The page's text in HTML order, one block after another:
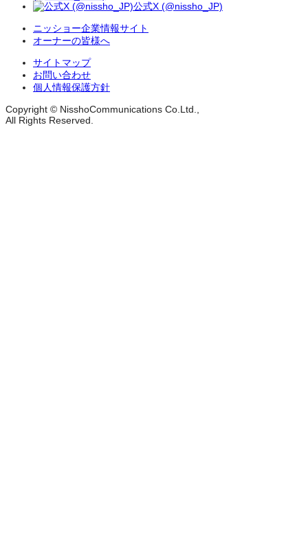
公式X (@nissho_JP)
ニッショー企業情報サイト
オーナーの皆様へ
サイトマップ
お問い合わせ
個人情報保護方針
Copyright © NisshoCommunications Co.Ltd.,
All Rights Reserved.